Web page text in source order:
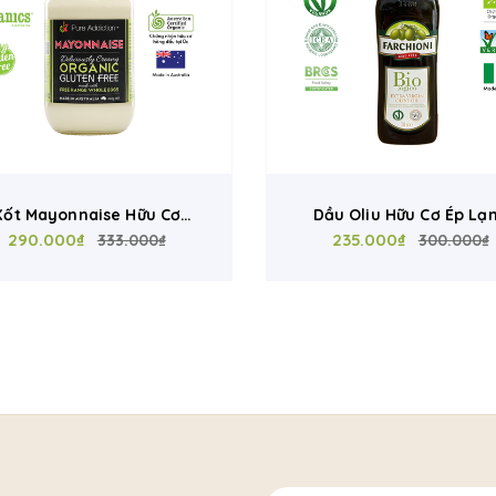
Mayonnaise Hữu Cơ
440g - Vị Béo Mịn
290.000₫ 333.000₫
Dầu Oliu Hữu Cơ Ép
Farchioni 250ml - Tinh
235.000₫ 300.000₫